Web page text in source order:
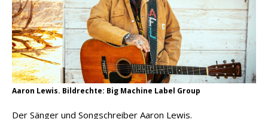
Aaron Lewis. Bildrechte: Big Machine Label Group
Der Sänger und Songschreiber Aaron Lewis.